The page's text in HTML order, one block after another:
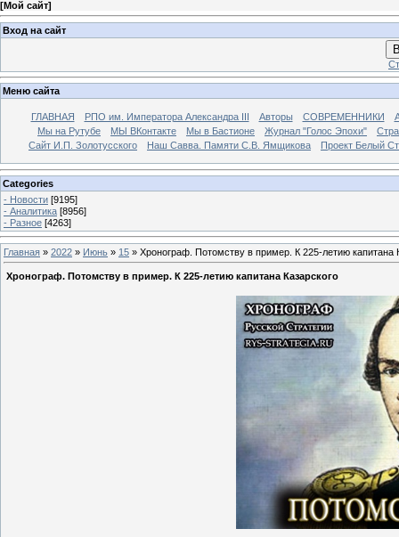
[Мой сайт]
Вход на сайт
Меню сайта
ГЛАВНАЯ РПО им. Императора Александра III Авторы СОВРЕМЕННИКИ
Мы на Рутубе
МЫ ВКонтакте Мы в Бастионе Журнал "Голос Эпохи"
Сайт И.П. Золотусского
Наш Савва. Памяти С.В. Ямщикова Проект Белый
Categories
- Новости [9195]
- Аналитика [8956]
- Разное [4263]
Главная » 2022 » Июнь » 15 » Хронограф. Потомству в пример. К 225-летию капитана
Хронограф. Потомству в пример. К 225-летию капитана Казарского